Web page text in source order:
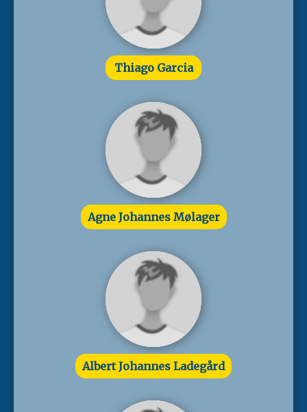
Thiago Garcia
Agne Johannes Mølager
Albert Johannes Ladegård